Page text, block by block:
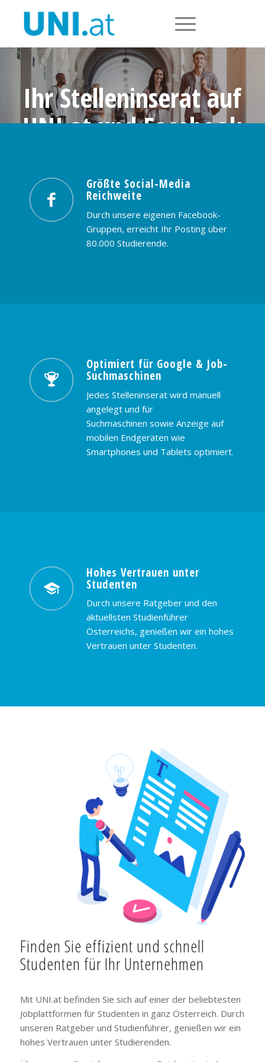
Ihr Stelleninserat auf
UNI.at und Facebook
PREISE & BUCHUNG KONTAKT
Größte Social-Media
Reichweite
Durch unsere eigenen Facebook-
Gruppen, erreicht Ihr Posting über
80.000 Studierende.
Optimiert für Google & Job-
Suchmaschinen
Jedes Stelleninserat wird manuell
angelegt und für
Suchmaschinen sowie Anzeige auf
mobilen Endgeräten wie
Smartphones und Tablets optimiert.
Hohes Vertrauen unter
Studenten
Durch unsere Ratgeber und den
aktuellsten Studienführer
Österreichs, genießen wir ein hohes
Vertrauen unter Studenten.
Finden Sie effizient und schnell
Studenten für Ihr Unternehmen
Mit UNI.at befinden Sie sich auf einer der beliebtesten
Jobplattformen für Studenten in ganz Österreich. Durch
unseren Ratgeber und Studienführer, genießen wir ein
hohes Vertrauen unter Studierenden.